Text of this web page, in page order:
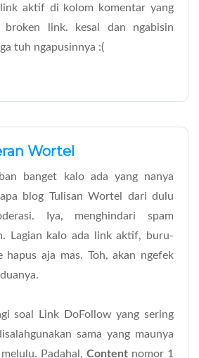
aktif di kolom komentar yang
broken link. kesal dan ngabisin
tuh ngapusinnya :(
Wortel
banget kalo ada yang nanya
blog Tulisan Wortel dari dulu
Iya, menghindari spam
Lagian kalo ada link aktif, buru-
hapus aja mas. Toh, akan ngefek
soal Link DoFollow yang sering
sama yang maunya
Padahal, Content nomor 1